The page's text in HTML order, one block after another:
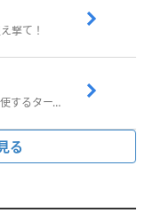
撃て！
武器の『アビリティ』と『戦神』を駆使するターン制コマンドバトルRPG！
る